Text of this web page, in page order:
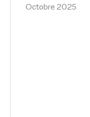
Octobre 2025